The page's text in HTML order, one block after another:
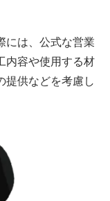
には、公式な営業
内容や使用する材
提供などを考慮し